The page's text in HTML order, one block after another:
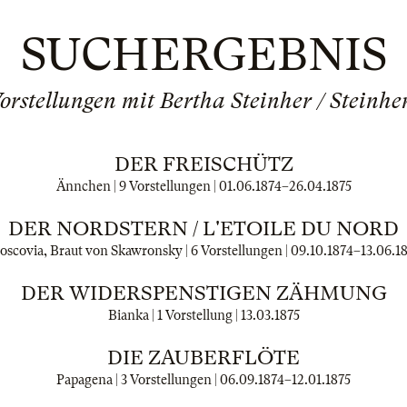
SUCHERGEBNIS
mit Bertha Steinher /
DER FREISCHÜTZ
Ännchen | 9 Vorstellungen | 01.06.1874–26.04.1875
DER NORDSTERN / L'ETOILE DU NORD
Braut von Skawronsky | 6 Vorstellungen | 09.10.1874–
DER WIDERSPENSTIGEN ZÄHMUNG
Bianka | 1 Vorstellung | 13.03.1875
DIE ZAUBERFLÖTE
Papagena | 3 Vorstellungen | 06.09.1874–12.01.1875